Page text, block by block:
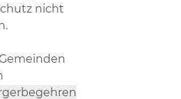
nicht